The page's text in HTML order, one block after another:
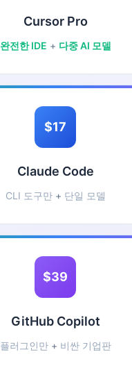
Cursor Pro
완전한 IDE + 다중 AI 모델
$17
Claude Code
CLI 도구만+ 단일 모델
$39
GitHub Copilot
플러그인만+ 비싼 기업판